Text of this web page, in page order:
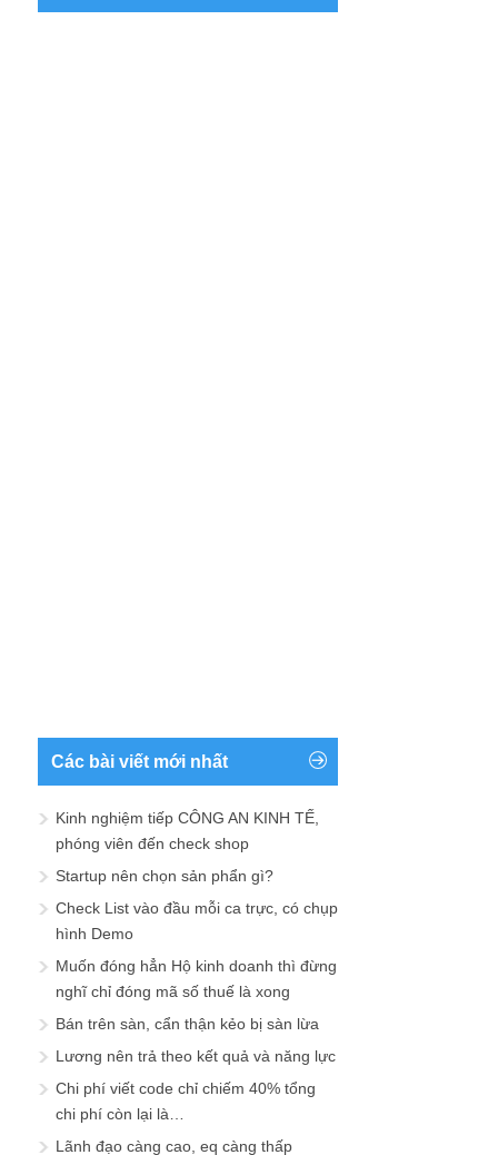
Các bài viết mới nhất
Kinh nghiệm tiếp CÔNG AN KINH TẾ,
phóng viên đến check shop
Startup nên chọn sản phẩn gì?
Check List vào đầu mỗi ca trực, có chụp
hình Demo
Muốn đóng hẳn Hộ kinh doanh thì đừng
nghĩ chỉ đóng mã số thuế là xong
Bán trên sàn, cẩn thận kẻo bị sàn lừa
Lương nên trả theo kết quả và năng lực
Chi phí viết code chỉ chiếm 40% tổng
chi phí còn lại là…
Lãnh đạo càng cao, eq càng thấp